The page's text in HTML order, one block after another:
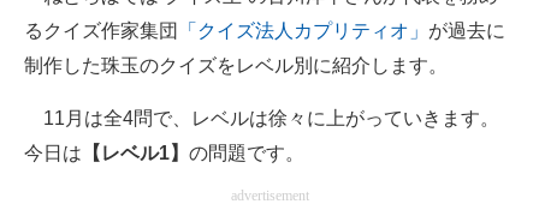
エレクトロニクス専門サイト
エネルギーの専門メディア
建設×テクノロジーの最前線
るクイズ作家集団
「クイズ法人カプリティオ」 が過去に
制作した珠玉のクイズをレベル別に紹介します。
11月は全4問で、レベルは徐々に上がっていきます。
今日は 【レベル1】 の問題です。
advertisement